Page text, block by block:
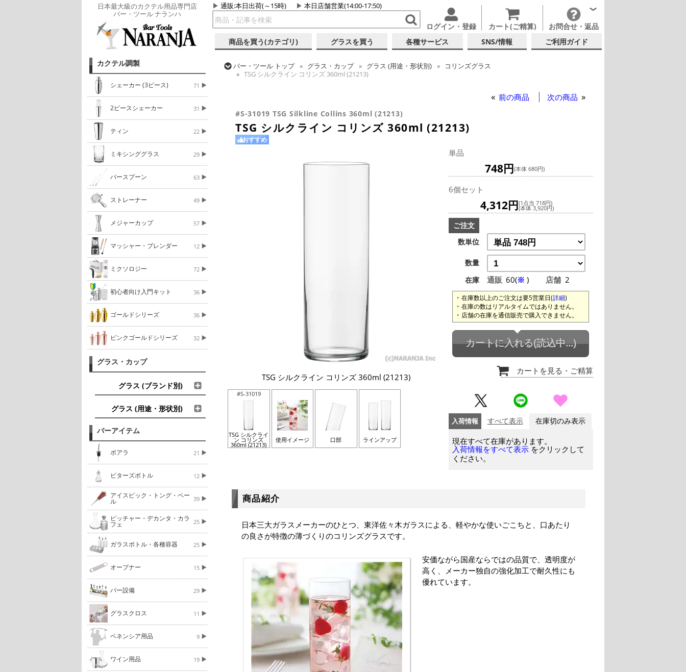
日本最大級のカクテル用品専門店
バー・ツール ナランハ
通販:本日出荷(～15時) 本日店舗営業(14:00-17:50)
ログイン・登録 カート(ご精算) お問合せ・返品
商品を買う(カテゴリ) グラスを買う 各種サービス SNS/情報 ご利用ガイド
カクテル調製
シェーカー (3ピース) 71
2ピースシェーカー 31
ティン 22
ミキシンググラス 29
バースプーン 63
ストレーナー 49
メジャーカップ 57
マッシャー・ブレンダー 12
ミクソロジー 72
初心者向け入門キット 36
ゴールドシリーズ 36
ピンクゴールドシリーズ 32
グラス・カップ
グラス (ブランド別)
グラス (用途・形状別)
バーアイテム
ポアラ 21
ビターズボトル 12
アイスピック・トング・ペー
ル 39
ピッチャー・デカンタ・カラ
フェ 25
ガラスボトル・各種容器 25
オープナー 15
バー設備 29
グラスクロス 11
ベネンシア用品 9
ワイン用品 19
バー・ツール トップ グラス・カップ グラス (用途・形状別)
コリンズグラス
TSG シルクライン コリンズ 360ml (21213)
前の商品 次の商品
#S-31019 TSG Silkline Collins 360ml (21213)
TSG シルクライン コリンズ 360ml (21213)
おすすめ
TSG シルクライン コリンズ 360ml (21213)
#S-31019
TSG シルクライ
ン コリンズ
360ml (21213)
使用イメージ 口部 ラインアップ
単品
748円(本体 680円)
6個セット
4,312円(1点当 718円)
(本体 3,920円)
ご注文
数単位
数量
在庫
通販 60(※ ) 店舗 2
在庫数以上のご注文は要5営業日(詳細)
在庫の数はリアルタイムではありません。
店舗の在庫を通信販売で購入できません。
カートに入れる(読込中...)
カートを見る ・ご精算
入荷情報 すべて表示 在庫切のみ表示
現在すべて在庫があります。
入荷情報をすべて表示 をクリックして
ください。
商品紹介
日本三大ガラスメーカーのひとつ、東洋佐々木ガラスによる、軽やかな使いごこちと、口あたり
の良さが特徴の薄づくりのコリンズグラスです。
安価ながら国産ならではの品質で、透明度が
高く、メーカー独自の強化加工で耐久性にも
優れています。